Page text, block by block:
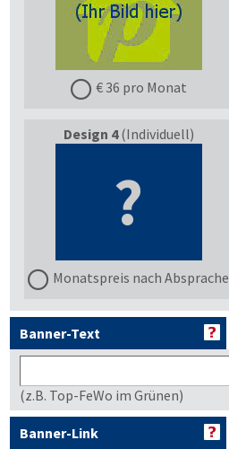
€ 36 pro Monat
Design 4(Individuell)
?
Monatspreis nach Absprache
Banner-Text
(z.B. Top-FeWo im Grünen)
Banner-Link